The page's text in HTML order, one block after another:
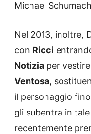
Michael
Nel 2013, inoltre,
con Ricci
Notizia per
Ventosa,
il personaggio
gli subentra in
recentemente